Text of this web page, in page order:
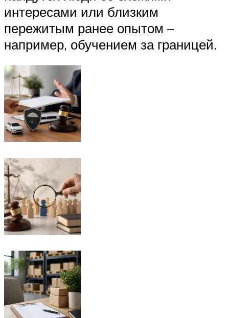
интересами или близким
пережитым ранее опытом –
например, обучением за границей.